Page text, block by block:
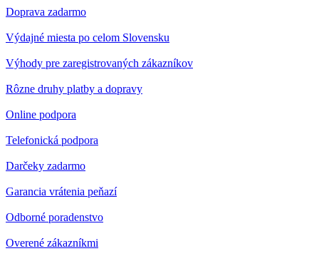
+
Doprava zadarmo
Výdajné miesta po celom Slovensku
Výhody pre zaregistrovaných zákazníkov
Rôzne druhy platby a dopravy
Online podpora
Telefonická podpora
Darčeky zadarmo
Garancia vrátenia peňazí
Odborné poradenstvo
Overené zákazníkmi